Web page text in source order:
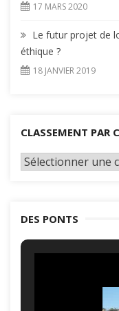
17 MARS 2020
Le futur projet de
éthique ?
18 JANVIER 2019
CLASSEMENT PAR
Classement
DES PONTS